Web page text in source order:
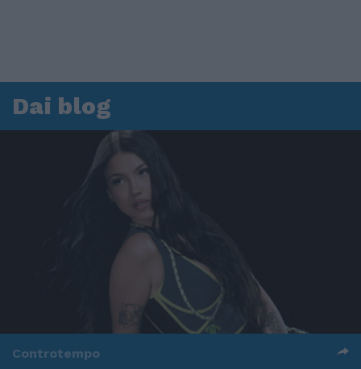
Dai blog
Controtempo